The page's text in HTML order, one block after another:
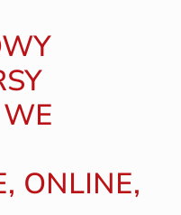
ONLINE,